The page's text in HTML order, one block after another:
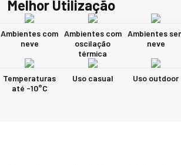
Melhor Utilização
Ambientes com
neve
Ambientes com
oscilação
térmica
Ambientes
neve
Temperaturas
até -10°C
Uso casual Uso outdoor